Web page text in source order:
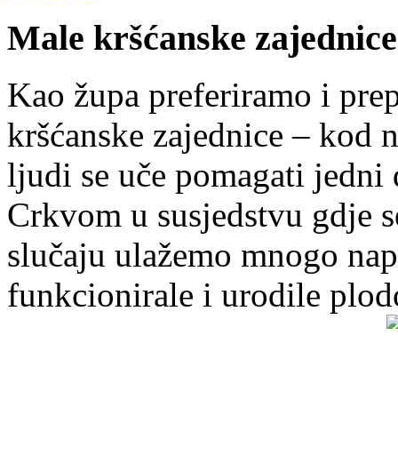
Male kršćanske zajednice
Kao župa preferiramo i
kršćanske zajednice – kod
ljudi se uče pomagati
Crkvom u susjedstvu gdje
slučaju ulažemo mnogo
funkcionirale i urodile